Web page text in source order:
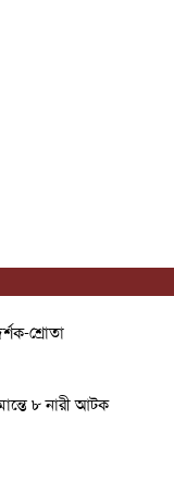
শ্রোতা
৮ নারী আটক